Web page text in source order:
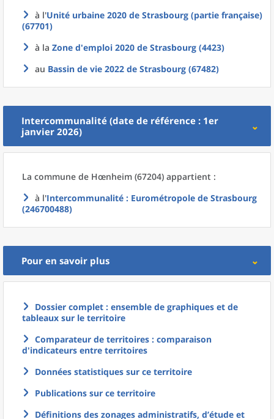
à l'Unité urbaine 2020 de Strasbourg (partie française)
(67701)
à la Zone d'emploi 2020 de Strasbourg (4423)
au Bassin de vie 2022 de Strasbourg (67482)
Intercommunalité (date de référence : 1er
janvier 2026)
La commune de Hœnheim (67204) appartient :
à l'Intercommunalité : Eurométropole de Strasbourg
(246700488)
Pour en savoir plus
Dossier complet : ensemble de graphiques et de
tableaux sur le territoire
Comparateur de territoires : comparaison
d'indicateurs entre territoires
Données statistiques sur ce territoire
Publications sur ce territoire
Définitions des zonages administratifs, d’étude et